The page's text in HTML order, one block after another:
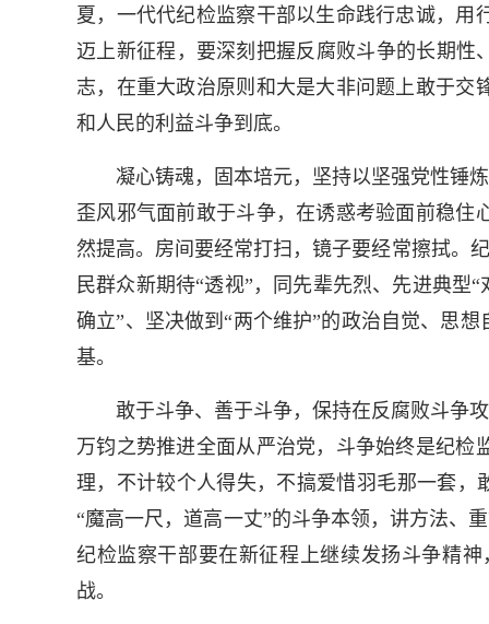
夏，一代代纪检监察干部以生命践行忠诚，
迈上新征程，要深刻把握反腐败斗争的长期性
志，在重大政治原则和大是大非问题上敢于
和人民的利益斗争到底。
凝心铸魂，固本培元，坚持以坚强党性锤炼
歪风邪气面前敢于斗争，在诱惑考验面前稳
然提高。房间要经常打扫，镜子要经常擦拭。
民群众新期待“透视”，同先辈先烈、先进典型
确立”、坚决做到“两个维护”的政治自觉、思
基。
敢于斗争、善于斗争，保持在反腐败斗争攻
万钧之势推进全面从严治党，斗争始终是纪
理，不计较个人得失，不搞爱惜羽毛那一套，
“魔高一尺，道高一丈”的斗争本领，讲方法、
纪检监察干部要在新征程上继续发扬斗争精
战。